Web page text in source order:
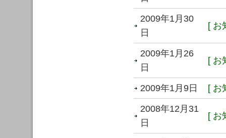
2009年1月30
日
[ お
2009年1月26
日
[ お
2009年1月9日 [ お
2008年12月31
日
[ お